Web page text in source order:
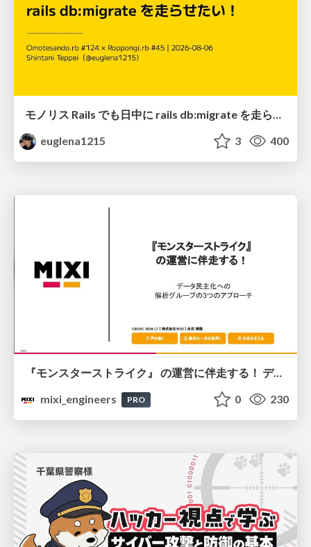
モノリス Rails でも日中に rails db:migrate を走らせたい！ / Daytime rails db:migrate on Monolithic Rails!
euglena1215
3 400
『モンスターストライク』 の運営に伴走する！ データ民主化への 解析グループの3つのアプローチ
mixi_engineers
PRO 0 230